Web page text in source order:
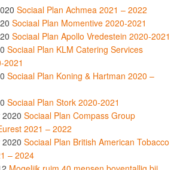
Sociaal Plan Achmea 2021 – 2022
Sociaal Plan Momentive 2020-2021
Sociaal Plan Apollo Vredestein 2020-2021
Sociaal Plan KLM Catering Services
2021
Sociaal Plan Koning & Hartman 2020 –
Sociaal Plan Stork 2020-2021
Sociaal Plan Compass Group
2021 – 2022
Sociaal Plan British American Tobacco
– 2024